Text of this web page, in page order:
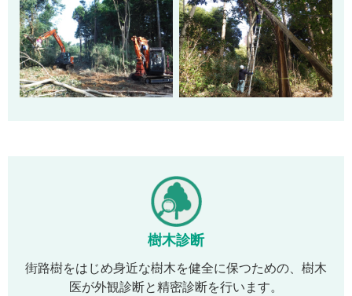
樹木診断
街路樹をはじめ身近な樹木を健全に保つための、樹木
医が外観診断と精密診断を行います。